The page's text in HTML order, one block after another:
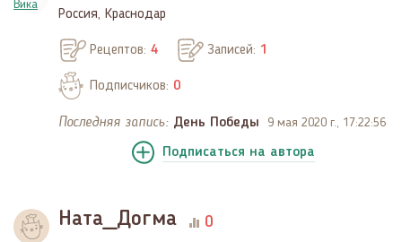
Россия, Краснодар
Рецептов: 4 Записей: 1
Подписчиков: 0
Последняя запись: День Победы 9 мая 2020 г., 17:22:56
Подписаться на автора
Ната_Догма 0